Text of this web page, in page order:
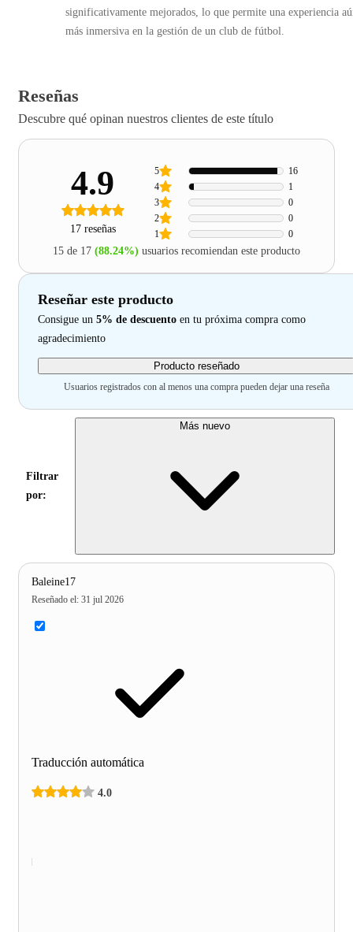
significativamente mejorados, lo que permite una experiencia
más inmersiva en la gestión de un club de fútbol.
Reseñas
Descubre qué opinan nuestros clientes de este título
4.9
17 reseñas 1 0
2 0
3 0
4 1
5 16
15 de 17 (88.24%) usuarios recomiendan este producto
Reseñar este producto
Consigue un 5% de descuento en tu próxima compra como
agradecimiento
Producto reseñado
Usuarios registrados con al menos una compra pueden dejar una reseña
Filtrar
por:
Más nuevo
Baleine17
Reseñado el: 31 jul 2026
Traducción automática
4.0